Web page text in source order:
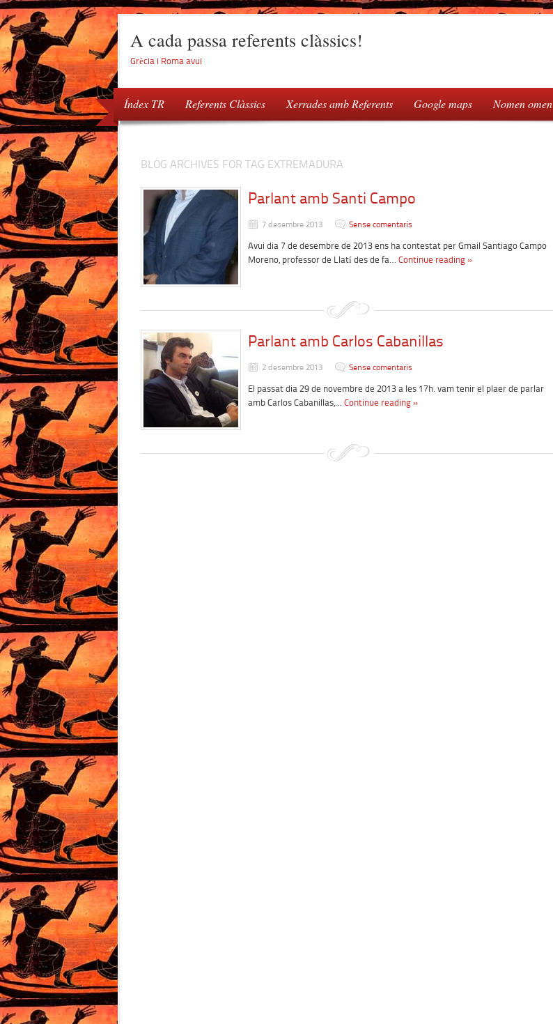
A cada passa referents clàssics!
Grècia i Roma avui
Índex TR Referents Clàssics Xerrades amb Referents Google maps Nomen omen
BLOG ARCHIVES FOR TAG EXTREMADURA
Parlant amb Santi Campo
7 desembre 2013 Sense comentaris
Avui dia 7 de desembre de 2013 ens ha contestat per Gmail Santiago Campo
Moreno, professor de Llatí des de fa… Continue reading »
Parlant amb Carlos Cabanillas
2 desembre 2013 Sense comentaris
El passat dia 29 de novembre de 2013 a les 17h. vam tenir el plaer de parlar
amb Carlos Cabanillas,… Continue reading »